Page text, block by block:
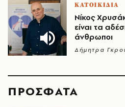
ΚΑΤΟΙΚΙΔΙΑ
Νίκος
είναι τα
άνθρωποι
Δήμητρα
ΠΡΟΣΦΑΤΑ